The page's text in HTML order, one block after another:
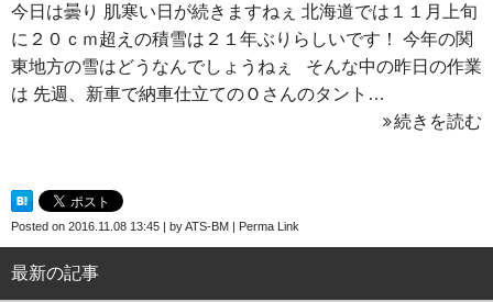
今日は曇り 肌寒い日が続きますねぇ 北海道では１１月上旬
に２０ｃｍ超えの積雪は２１年ぶりらしいです！ 今年の関
東地方の雪はどうなんでしょうねぇ そんな中の昨日の作業
は 先週、新車で納車仕立てのＯさんのタント…
続きを読む
Posted on 2016.11.08 13:45 | byATS-BM | Perma Link
最新の記事